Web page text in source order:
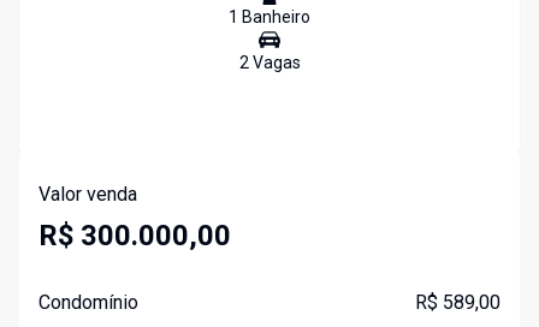
1 Banheiro
2Vagas
Valor venda
R$ 300.000,00
Condomínio R$ 589,00